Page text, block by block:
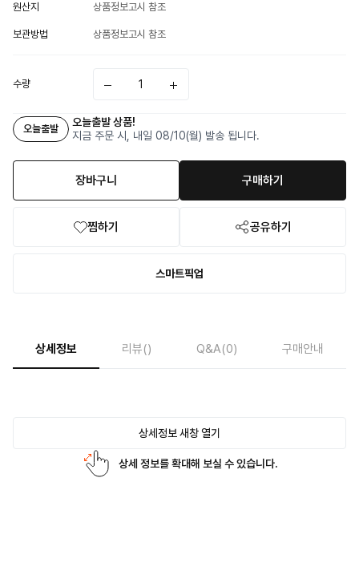
원산지 상품정보고시 참조
보관방법 상품정보고시 참조
수량
오늘출발
오늘출발 상품!
지금 주문 시, 내일 08/10(월) 발송 됩니다.
장바구니 구매하기
찜하기 공유하기
스마트픽업
상세정보 리뷰() Q&A(0) 구매안내
상세정보 새창 열기
상세 정보를 확대해 보실 수 있습니다.